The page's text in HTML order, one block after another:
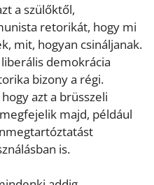
a szülőktől,
retorikát, hogy mi
mit, hogyan csináljanak.
demokrácia
bizony a régi.
azt a brüsszeli
majd, például
is.